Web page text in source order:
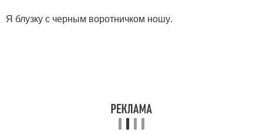
Я блузку с черным воротничком ношу.